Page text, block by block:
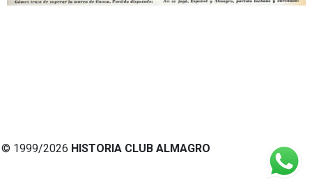
© 1999/2026 HISTORIA CLUB ALMAGRO